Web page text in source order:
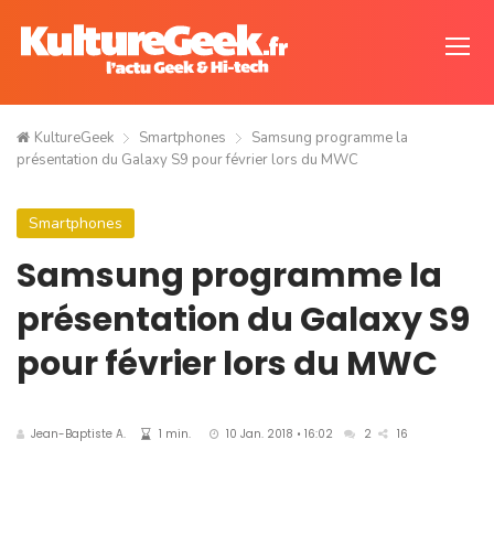
KultureGeek Smartphones
Samsung programme la
présentation du Galaxy S9 pour février lors du MWC
Smartphones
Samsung programme la
présentation du Galaxy S9
pour février lors du MWC
Jean-Baptiste A. 1 min. 10 Jan. 2018 • 16:02 2 16